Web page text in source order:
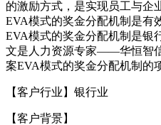
的激励方式，是实现员工与企
EVA模式的奖金分配机制是有
EVA模式的奖金分配机制是银
文是人力资源专家——华恒智
案EVA模式的奖金分配机制的
【客户行业】银行业
【客户背景】